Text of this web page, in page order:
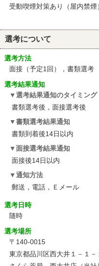
受動喫煙対策あり（屋内禁煙
選考について
選考方法
面接（予定1回），書類選考
選考結果通知
選考結果通知のタイミング
書類選考後，面接選考後
書類選考結果通知
書類到着後14日以内
面接選考結果通知
面接後14日以内
通知方法
郵送，電話，Ｅメール
選考日時
随時
選考場所
〒140-0015
東京都品川区西大井１－１